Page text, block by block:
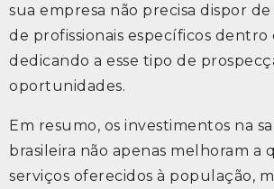
sua empresa não precisa dispor
de profissionais específicos dentro
dedicando a esse tipo de
oportunidades.
Em resumo, os investimentos na
brasileira não apenas melhoram a
serviços oferecidos à população,